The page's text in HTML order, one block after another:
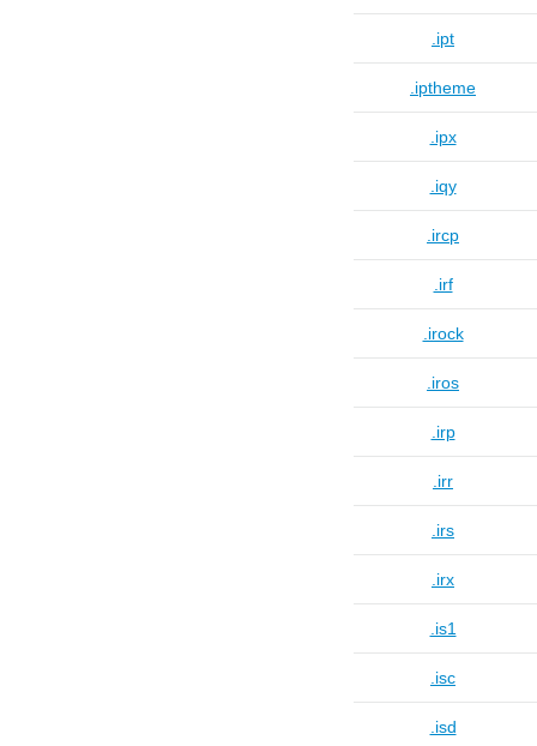
.ipt
.iptheme
.ipx
.iqy
.ircp
.irf
.irock
.iros
.irp
.irr
.irs
.irx
.is1
.isc
.isd